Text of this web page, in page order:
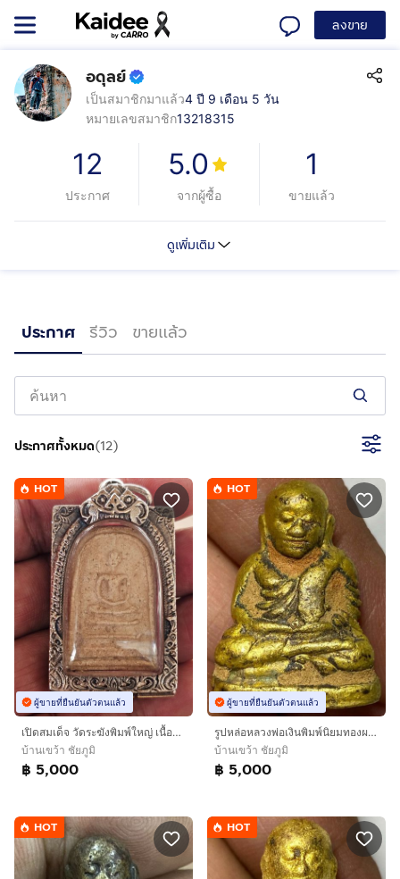
ลงขาย
อดุลย์
เป็นสมาชิกมาแล้ว4 ปี 9 เดือน 5 วัน
หมายเลขสมาชิก13218315
12
ประกาศ
5.0
จากผู้ซื้อ
1
ขายแล้ว
ดูเพิ่มเติม
ประกาศ รีวิว ขายแล้ว
ประกาศทั้งหมด(12)
HOT
ผู้ขายที่ยืนยันตัวตนแล้ว
เปิดสมเด็จ วัดระฆังพิมพ์ใหญ่ เนื้อสวยหนึบนุ่มมีมวลสาร เลี่ยมตลับ เงินเปอร์เซ็นต์ สวยๆ
บ้านเขว้า ชัยภูมิ
฿ 5,000
HOT
ผู้ขายที่ยืนยันตัวตนแล้ว
รูปหล่อหลวงพ่อเงินพิมพ์นิยมทองผสมเก่าๆ
บ้านเขว้า ชัยภูมิ
฿ 5,000
HOT HOT